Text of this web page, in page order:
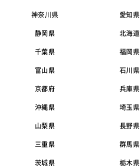
神奈川県 愛知県
静岡県 北海道
千葉県 福岡県
富山県 石川県
京都府 兵庫県
沖縄県 埼玉県
山梨県 長野県
三重県 群馬県
茨城県 栃木県